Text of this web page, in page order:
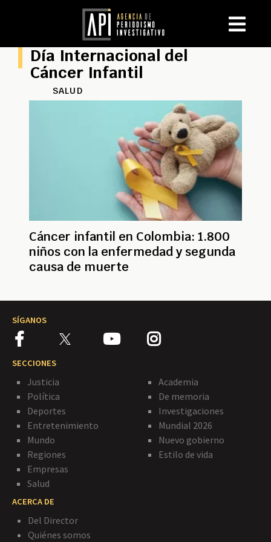
Día Internacional del
Cáncer Infantil
SALUD
Cáncer infantil en Colombia: 1.800
niños con la enfermedad y segunda
causa de muerte
SÍGANOS
SECCIONES
Justicia
Política
Deportes
Entretenimiento
Mundo
Regiones
Empresas
Salud
Academia
De memoria
Investigaciones
Mundial 2026
Nuevo gobierno
Estilo de vida
ACERCA DE
Del Director
Quiénes somos